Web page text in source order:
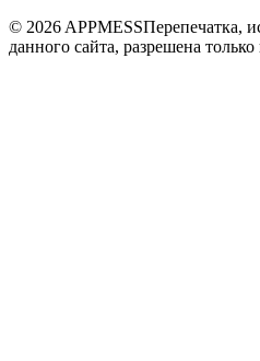
© 2026 APPMESSПерепечатка,
данного сайта, разрешена